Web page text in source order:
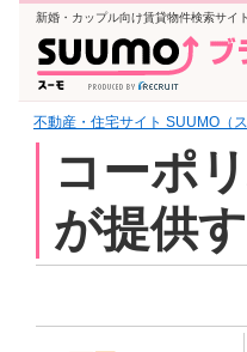
新婚・カップル向け賃貸物件検索サイ
不動産・住宅サイト SUUMO（
コーポ
が提供